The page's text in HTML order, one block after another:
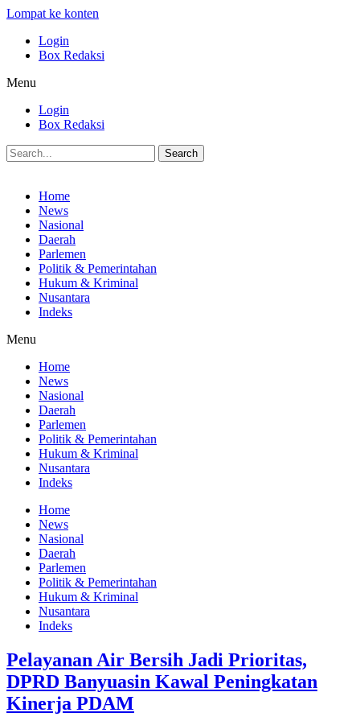
Lompat ke konten
Login
Box Redaksi
Menu
Login
Box Redaksi
Search
Home
News
Nasional
Daerah
Parlemen
Politik & Pemerintahan
Hukum & Kriminal
Nusantara
Indeks
Menu
Home
News
Nasional
Daerah
Parlemen
Politik & Pemerintahan
Hukum & Kriminal
Nusantara
Indeks
Home
News
Nasional
Daerah
Parlemen
Politik & Pemerintahan
Hukum & Kriminal
Nusantara
Indeks
Pelayanan Air Bersih Jadi Prioritas,
DPRD Banyuasin Kawal Peningkatan
Kinerja PDAM